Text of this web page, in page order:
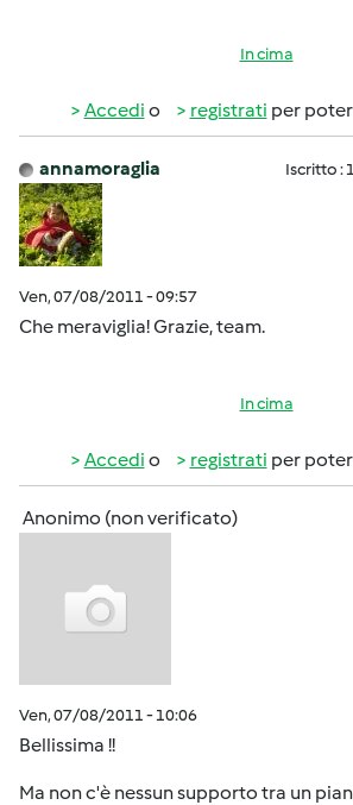
In cima
Accedi o registrati per
annamoraglia Iscritto :
Ven, 07/08/2011 - 09:57
Che meraviglia! Grazie, team.
In cima
Accedi o registrati per
Anonimo (non verificato)
Ven, 07/08/2011 - 10:06
Bellissima !!
Ma non c'è nessun supporto tra un